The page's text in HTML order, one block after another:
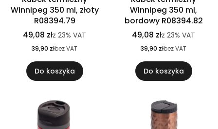
Winnipeg 350 ml, złoty
R08394.79
49,08 złz 23% VAT
39,90 złbez VAT
Do koszyka
Winnipeg 350 ml,
bordowy R08394.82
49,08 złz 23% VAT
39,90 złbez VAT
Do koszyka